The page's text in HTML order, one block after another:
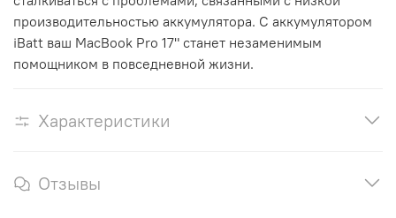
производительностью аккумулятора. С аккумулятором
iBatt ваш MacBook Pro 17" станет незаменимым
помощником в повседневной жизни.
Характеристики
Отзывы